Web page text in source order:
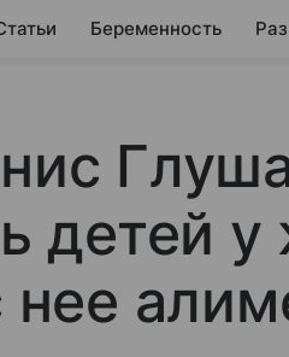
Беременность
детей
нее